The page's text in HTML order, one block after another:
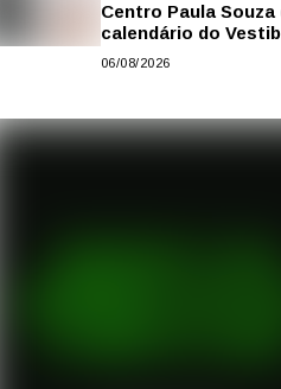
Centro Paula Souza
calendário do
das Fatecs para o
06/08/2026